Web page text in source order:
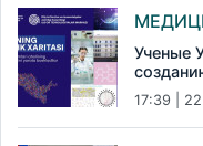
Ученые
17:39 |